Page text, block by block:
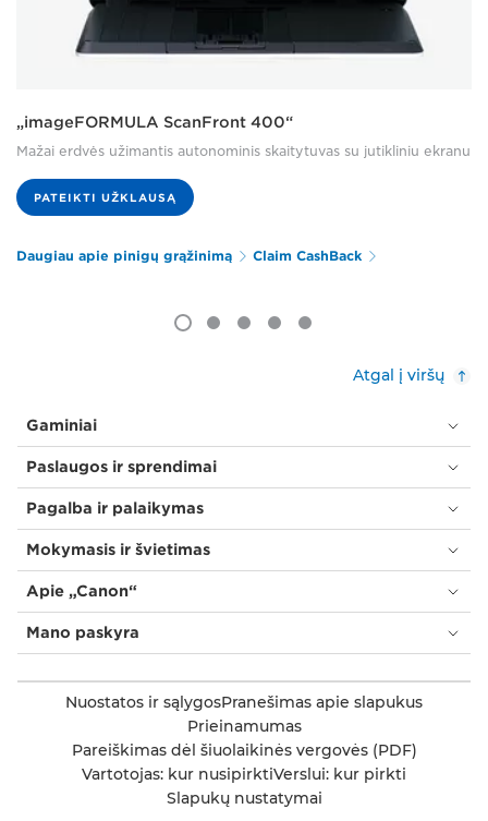
„imageFORMULA ScanFront 400“
Mažai erdvės užimantis autonominis skaitytuvas su jutikliniu ekranu
PATEIKTI UŽKLAUSĄ
Daugiau apie pinigų grąžinimą Claim CashBack
Atgal į viršų
Gaminiai
Paslaugos ir sprendimai
Pagalba ir palaikymas
Mokymasis ir švietimas
Apie „Canon“
Mano paskyra
Nuostatos ir sąlygosPranešimas apie slapukus
Prieinamumas
Pareiškimas dėl šiuolaikinės vergovės (PDF)
Vartotojas: kur nusipirktiVerslui: kur pirkti
Slapukų nustatymai